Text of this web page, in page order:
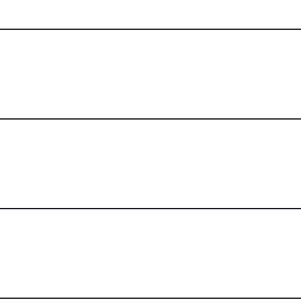
Port Region